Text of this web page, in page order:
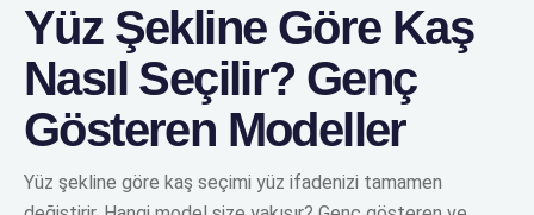
Yüz Şekline Göre Kaş
Nasıl Seçilir? Genç
Gösteren Modeller
Yüz şekline göre kaş seçimi yüz ifadenizi tamamen